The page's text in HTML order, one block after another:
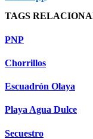
TAGS
PNP
Chorrillos
Escuadrón Olaya
Playa Agua Dulce
Secuestro